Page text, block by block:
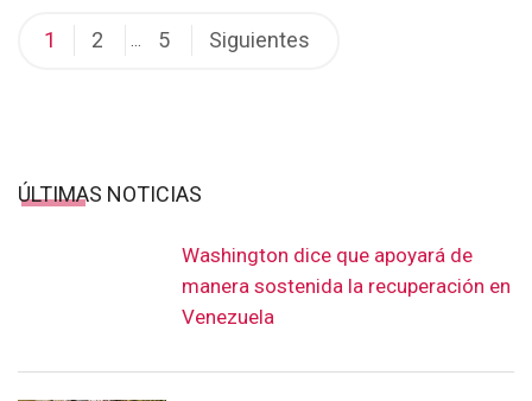
Paginación
1 2 … 5 Siguientes
ÚLTIMAS NOTICIAS
Washington dice que apoyará de
manera sostenida la recuperación en
Venezuela